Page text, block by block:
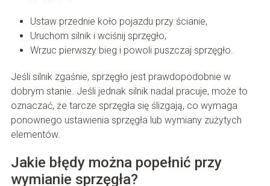
Ustaw przednie koło pojazdu przy ścianie,
Uruchom silnik i wciśnij sprzęgło,
Wrzuc pierwszy bieg i powoli puszczaj sprzęgło.
Jeśli silnik zgaśnie, sprzęgło jest prawdopodobnie w
dobrym stanie. Jeśli jednak silnik nadal pracuje, może to
oznaczać, że tarcze sprzęgła się ślizgają, co wymaga
ponownego ustawienia sprzęgła lub wymiany zużytych
elementów.
Jakie błędy można popełnić przy
wymianie sprzęgła?